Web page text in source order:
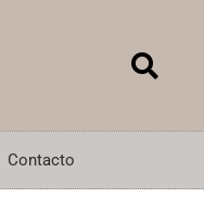
Contacto